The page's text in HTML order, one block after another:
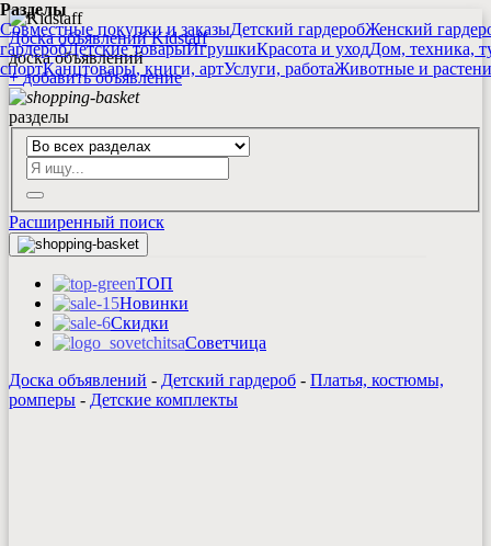
Разделы
Совместные покупки и заказыДетский гардеробЖенский
гардеробДетские товарыИгрушкиКрасота и уходДом, техника,
спортКанцтовары, книги, артУслуги, работаЖивотные и
Доска объявлений Kidstaff
доска объявлений
+добавитьобъявление
разделы
Расширенный поиск
ТОП
Новинки
Скидки
Советчица
Доска объявлений - Детский гардероб - Платья, костюмы,
ромперы - Детские комплекты